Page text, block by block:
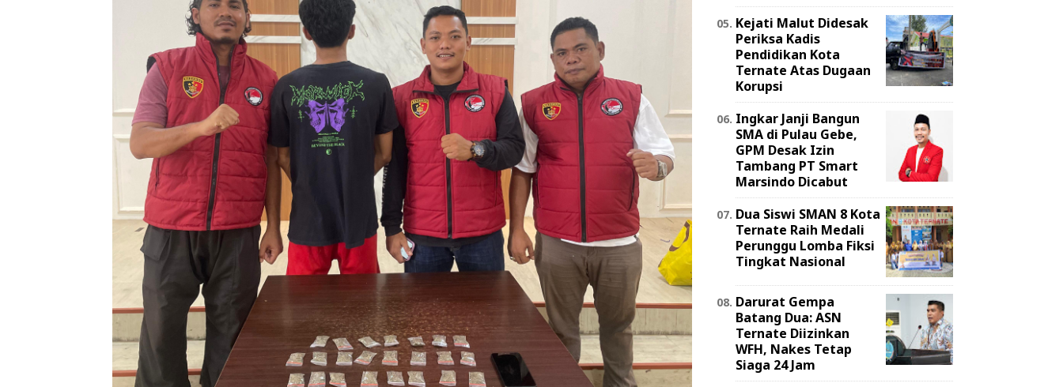
Kejati Malut Didesak
Periksa Kadis
Pendidikan Kota
Ternate Atas Dugaan
Korupsi
Ingkar Janji Bangun
SMA di Pulau Gebe,
GPM Desak Izin
Tambang PT Smart
Marsindo Dicabut
Dua Siswi SMAN 8 Kota
Ternate Raih Medali
Perunggu Lomba Fiksi
Tingkat Nasional
Darurat Gempa
Batang Dua: ASN
Ternate Diizinkan
WFH, Nakes Tetap
Siaga 24 Jam